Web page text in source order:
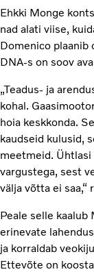
Ehkki Monge
nad alati viise,
Domenico plaanib
DNA-s on soov
„Teadus- ja
kohal.
hoia keskkonda.
kaudseid kulusid,
meetmeid.
vargustega, sest
välja võtta ei saa,“
Peale selle kaalub
erinevate
ja korraldab
Ettevõte on